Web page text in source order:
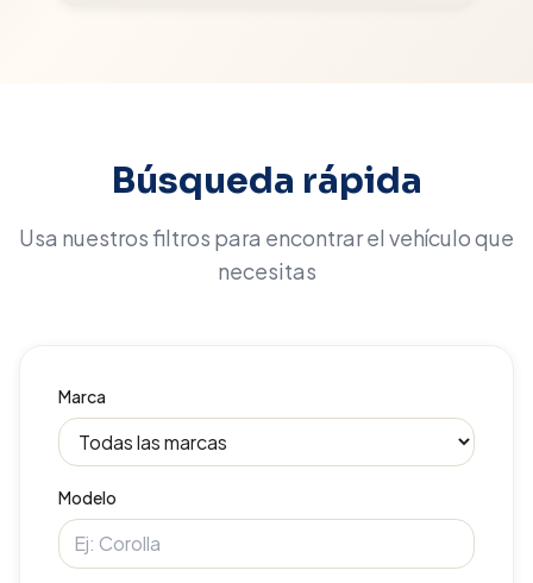
Búsqueda rápida
Usa nuestros filtros para encontrar el vehículo que
necesitas
Marca
Modelo